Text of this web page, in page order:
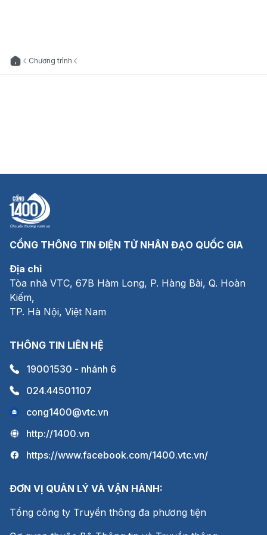
Chương trình
CỔNG THÔNG TIN ĐIỆN TỬ NHÂN ĐẠO QUỐC GIA
Địa chỉ
Tòa nhà VTC, 67B Hàm Long, P. Hàng Bài, Q. Hoàn
Kiếm,
TP. Hà Nội, Việt Nam
THÔNG TIN LIÊN HỆ
19001530 - nhánh 6
024.44501107
cong1400@vtc.vn
http://1400.vn
https://www.facebook.com/1400.vtc.vn/
ĐƠN VỊ QUẢN LÝ VÀ VẬN HÀNH:
Tổng công ty Truyền thông đa phương tiện